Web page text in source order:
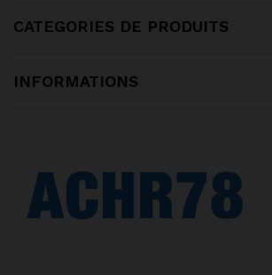
CATEGORIES DE PRODUITS
INFORMATIONS